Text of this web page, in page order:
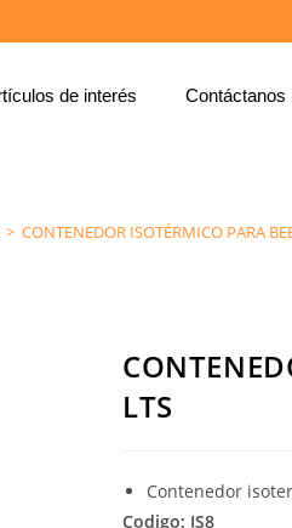
de interés Contáctanos
> CONTENEDOR ISOTÉRMICO PARA
LTS
Contenedor
Codigo: IS8